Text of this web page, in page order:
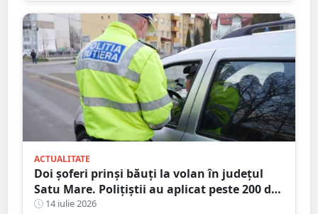
ACTUALITATE
Doi șoferi prinși băuți la volan în județul
Satu Mare. Polițiștii au aplicat peste 200 de
amenzi într-o singură zi
14 iulie 2026